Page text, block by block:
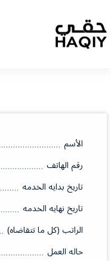
الأسم
رقم الهاتف
تاريخ بدايه الخدمه
تاريخ نهايه الخدمه
الراتب (كل ما تتقاضاه)
حاله العمل